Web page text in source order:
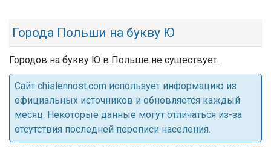
Города Польши на букву Ю
Городов на букву Ю в Польше не существует.
Cайт chislennost.com использует информацию из
официальных источников и обновляется каждый
месяц. Некоторые данные могут отличаться из-за
отсутствия последней переписи населения.